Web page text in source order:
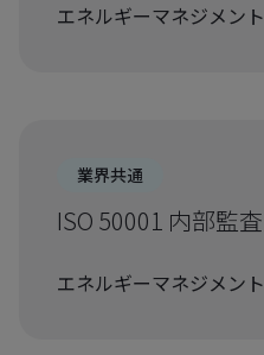
エネルギーマネジメント
業界共通
ISO 50001 内部監
エネルギーマネジメント